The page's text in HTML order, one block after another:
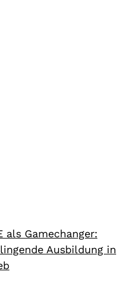
als Gamechanger:
Ausbildung in